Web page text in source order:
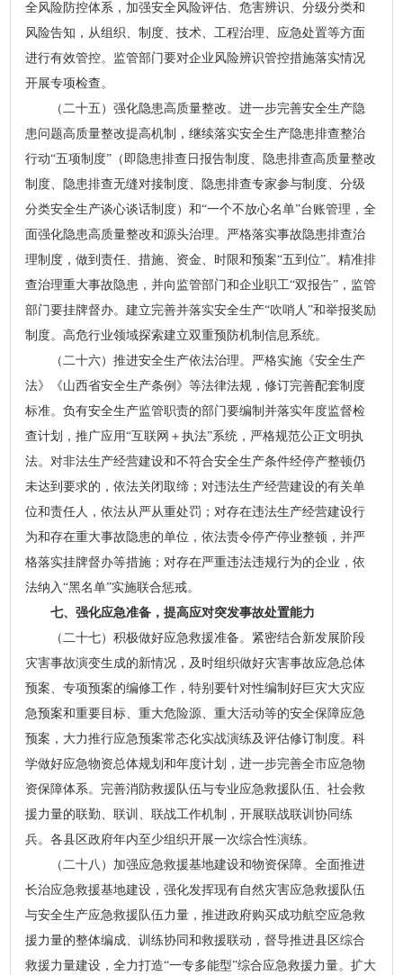
全风险防控体系，加强安全风险评估、危害辨识、分级分类和
风险告知，从组织、制度、技术、工程治理、应急处置等方面
进行有效管控。监管部门要对企业风险辨识管控措施落实情况
开展专项检查。
（二十五）强化隐患高质量整改。进一步完善安全生产隐
患问题高质量整改提高机制，继续落实安全生产隐患排查整治
行动“五项制度”（即隐患排查日报告制度、隐患排查高质量整改
制度、隐患排查无缝对接制度、隐患排查专家参与制度、分级
分类安全生产谈心谈话制度）和“一个不放心名单”台账管理，全
面强化隐患高质量整改和源头治理。严格落实事故隐患排查治
理制度，做到责任、措施、资金、时限和预案“五到位”。精准排
查治理重大事故隐患，并向监管部门和企业职工“双报告”，监管
部门要挂牌督办。建立完善并落实安全生产“吹哨人”和举报奖励
制度。高危行业领域探索建立双重预防机制信息系统。
（二十六）推进安全生产依法治理。严格实施《安全生产
法》《山西省安全生产条例》等法律法规，修订完善配套制度
标准。负有安全生产监管职责的部门要编制并落实年度监督检
查计划，推广应用“互联网＋执法”系统，严格规范公正文明执
法。对非法生产经营建设和不符合安全生产条件经停产整顿仍
未达到要求的，依法关闭取缔；对违法生产经营建设的有关单
位和责任人，依法从严从重处罚；对存在违法生产经营建设行
为和存在重大事故隐患的单位，依法责令停产停业整顿，并严
格落实挂牌督办等措施；对存在严重违法违规行为的企业，依
法纳入“黑名单”实施联合惩戒。
七、强化应急准备，提高应对突发事故处置能力
（二十七）积极做好应急救援准备。紧密结合新发展阶段
灾害事故演变生成的新情况，及时组织做好灾害事故应急总体
预案、专项预案的编修工作，特别要针对性编制好巨灾大灾应
急预案和重要目标、重大危险源、重大活动等的安全保障应急
预案，大力推行应急预案常态化实战演练及评估修订制度。科
学做好应急物资总体规划和年度计划，进一步完善全市应急物
资保障体系。完善消防救援队伍与专业应急救援队伍、社会救
援力量的联勤、联训、联战工作机制，开展联战联训协同练
兵。各县区政府年内至少组织开展一次综合性演练。
（二十八）加强应急救援基地建设和物资保障。全面推进
长治应急救援基地建设，强化发挥现有自然灾害应急救援队伍
与安全生产应急救援队伍力量，推进政府购买成功航空应急救
援力量的整体编成、训练协同和救援联动，督导推进县区综合
救援力量建设，全力打造“一专多能型”综合应急救援力量。扩大